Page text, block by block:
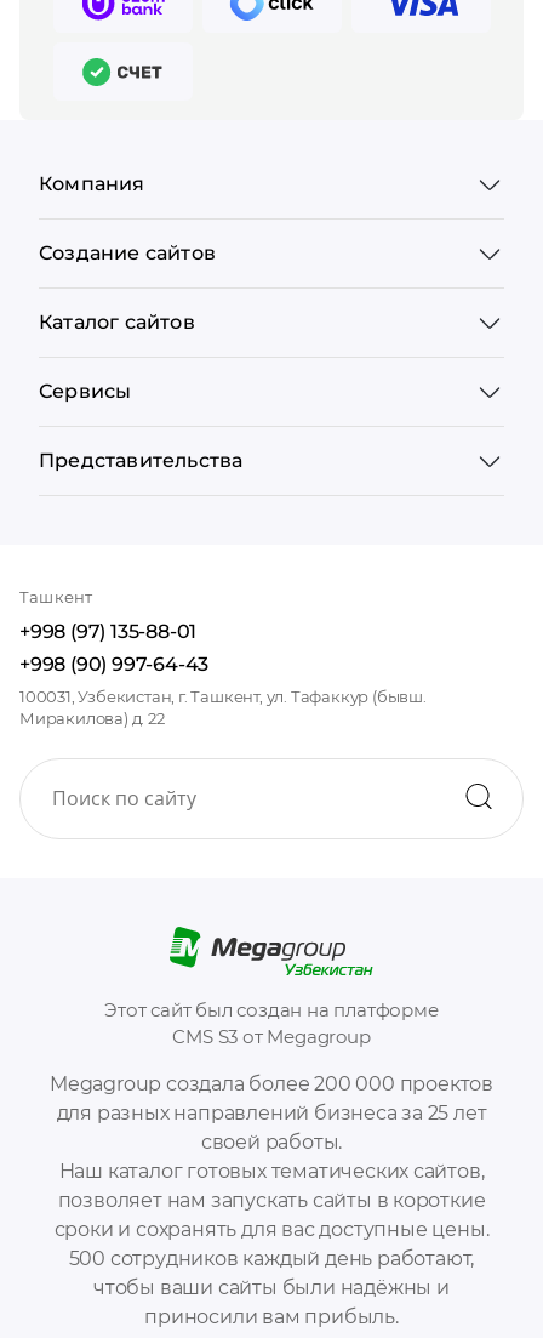
Megagroup создала более 200 000 проектов
для разных направлений бизнеса за 25 лет
своей работы.
Наш каталог готовых тематических сайтов,
позволяет нам запускать сайты в короткие
сроки и сохранять для вас доступные цены.
500 сотрудников каждый день работают,
чтобы ваши сайты были надёжны и
приносили вам прибыль.
Этот сайт был создан на платформе
CMS S3 от Megagroup
Компания
Создание сайтов
Каталог сайтов
Сервисы
Представительства
Ташкент
+998 (97) 135-88-01
+998 (90) 997-64-43
100031, Узбекистан, г. Ташкент, ул. Тафаккур (бывш.
Миракилова) д. 22